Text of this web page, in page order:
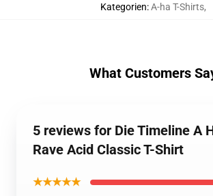
Kategorien:A-ha T-Shirts,
What Customers
5 reviews for Die Timeline A
Rave Acid Classic T-Shirt
★★★★★